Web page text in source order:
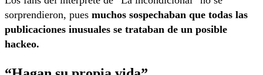
sorprendieron, pues muchos sospechaban que todas las
publicaciones inusuales se trataban de un posible
hackeo.